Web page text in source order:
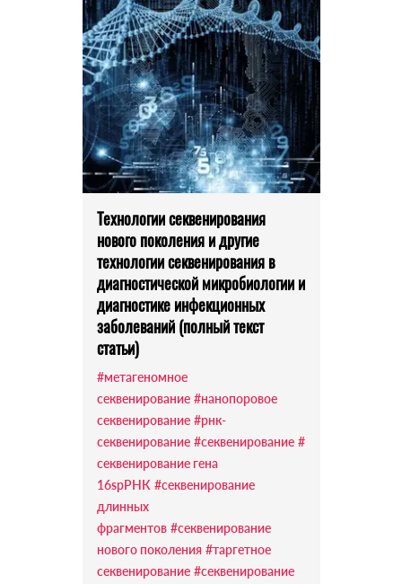
Технологии секвенирования
нового поколения и другие
технологии секвенирования в
диагностической микробиологии и
диагностике инфекционных
заболеваний (полный текст
статьи)
#метагеномное
секвенирование #нанопоровое
секвенирование #рнк-
секвенирование #секвенирование #
секвенирование гена
16sрРНК #секвенирование
длинных
фрагментов #секвенирование
нового поколения #таргетное
секвенирование #секвенирование